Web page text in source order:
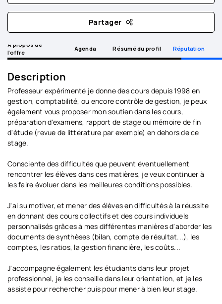
Partager
A propos de
l’offre
Agenda Résumé du profil Réputation
Description
Professeur expérimenté je donne des cours depuis 1998 en
gestion, comptabilité, ou encore contrôle de gestion, je peux
également vous proposer mon soutien dans les cours,
préparation d'examens, rapport de stage ou mémoire de fin
d'étude (revue de littérature par exemple) en dehors de ce
stage.
Consciente des difficultés que peuvent éventuellement
rencontrer les élèves dans ces matières, je veux continuer à
les faire évoluer dans les meilleures conditions possibles.
J'ai su motiver, et mener des élèves en difficultés à la réussite
en donnant des cours collectifs et des cours individuels
personnalisés grâces à mes différentes manières d'aborder les
documents de synthèses (bilan, compte de résultat...), les
comptes, les ratios, la gestion financière, les coûts...
J'accompagne également les étudiants dans leur projet
professionnel, je les conseille dans leur orientation, et je les
assiste pour rechercher puis pour mener à bien leur stage.